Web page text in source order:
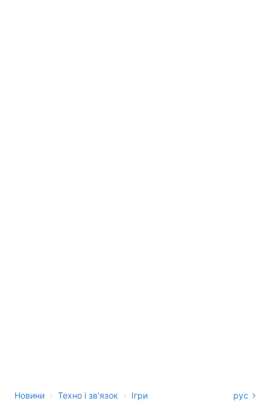
Новини › Техно і зв'язок › Ігри рус